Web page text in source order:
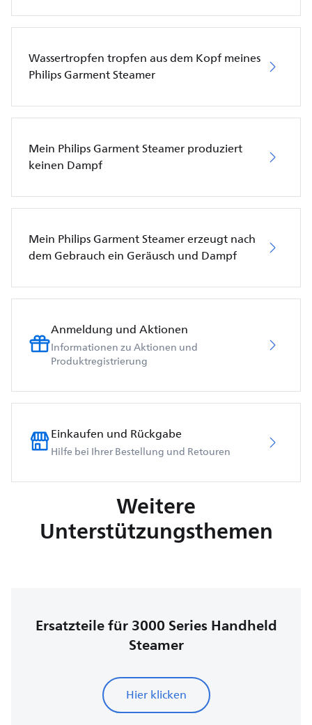
Wassertropfen tropfen aus dem Kopf meines
Philips Garment Steamer
Mein Philips Garment Steamer produziert
keinen Dampf
Mein Philips Garment Steamer erzeugt nach
dem Gebrauch ein Geräusch und Dampf
Anmeldung und Aktionen
Informationen zu Aktionen und
Produktregistrierung
Einkaufen und Rückgabe
Hilfe bei Ihrer Bestellung und Retouren
Weitere
Unterstützungsthemen
Ersatzteile für 3000 Series Handheld
Steamer
Hier klicken